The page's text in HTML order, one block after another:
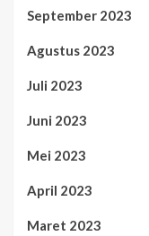
September 2023
Agustus 2023
Juli 2023
Juni 2023
Mei 2023
April 2023
Maret 2023